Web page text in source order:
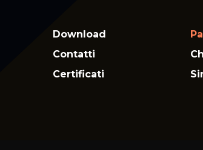
Download
Contatti
Certificati